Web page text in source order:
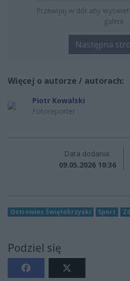
Przewijaj w dół aby
galerii.
Następna
Więcej o autorze / autorach:
Piotr Kowalski
Fotoreporter
Data dodania:
09.05.2026 10:36
Ostrowiec Świętokrzyski Sport
Podziel się